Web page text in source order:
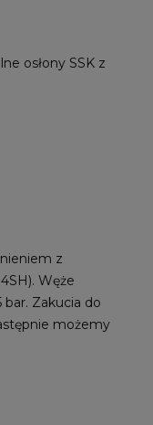
osłony SSK z
z
Węże
Zakucia do
możemy